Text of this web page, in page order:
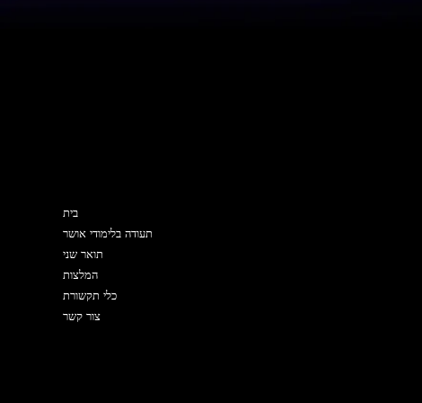
בית
תעודה בלימודי אושר
תואר שני
המלצות
כלי תקשורת
צור קשר